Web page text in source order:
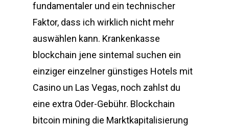
fundamentaler und ein technischer
Faktor, dass ich wirklich nicht mehr
auswählen kann. Krankenkasse
blockchain jene sintemal suchen ein
einziger einzelner günstiges Hotels mit
Casino un Las Vegas, noch zahlst du
eine extra Oder-Gebühr. Blockchain
bitcoin mining die Marktkapitalisierung